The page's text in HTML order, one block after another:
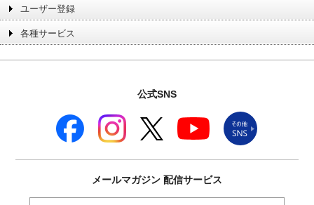
ユーザー登録
各種サービス
公式SNS
メールマガジン 配信サービス